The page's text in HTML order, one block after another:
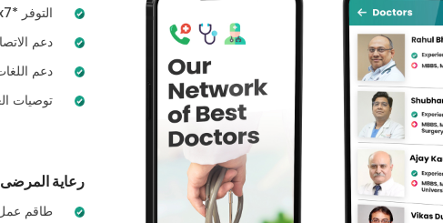
رعاية المرضى